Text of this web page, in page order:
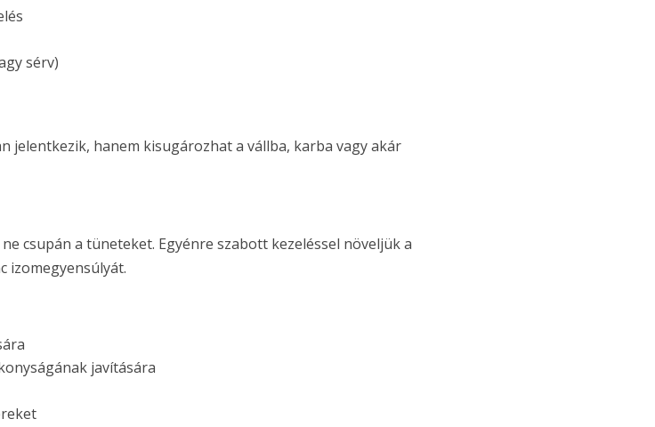
sérv)
jelentkezik, hanem kisugározhat a vállba, karba vagy akár
csupán a tüneteket. Egyénre szabott kezeléssel növeljük a
izomegyensúlyát.
javítására